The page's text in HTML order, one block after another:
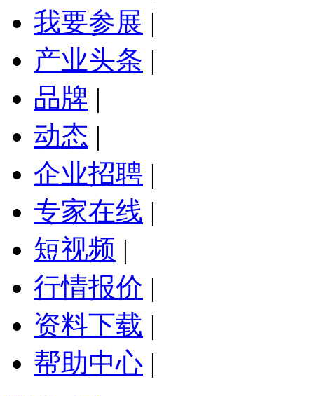
我要参展 |
产业头条 |
品牌 |
动态 |
企业招聘 |
专家在线 |
短视频 |
行情报价 |
资料下载 |
帮助中心 |